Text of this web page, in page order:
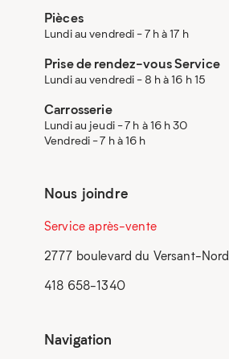
Pièces
Lundi au vendredi - 7 h à 17 h
Prise de rendez-vous Service
Lundi au vendredi - 8 h à 16 h 15
Carrosserie
Lundi au jeudi - 7 h à 16 h 30
Vendredi - 7 h à 16 h
Nous joindre
Service après-vente
2777 boulevard du Versant-Nord
418 658-1340
Navigation